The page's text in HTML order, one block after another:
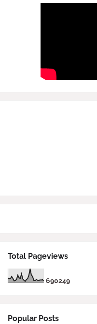
Total Pageviews
690249
Popular Posts